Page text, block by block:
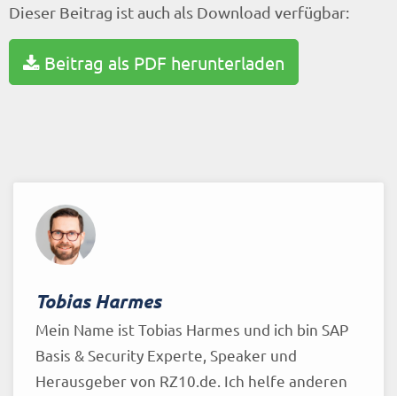
Dieser Beitrag ist auch als Download verfügbar:
Beitrag als PDF herunterladen
Tobias Harmes
Mein Name ist Tobias Harmes und ich bin SAP
Basis & Security Experte, Speaker und
Herausgeber von RZ10.de. Ich helfe anderen